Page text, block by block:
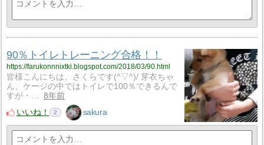
90％トイレトレーニング合格！！
https://farukonnnixtki.blogspot.com/2018/03/90.html
皆様こんにちは、さくらです(^▽^)/ 芽衣ちゃ
ん、ケージの中ではトイレで100％できるんで
すが・…
8年前
いいね！
2 sakura